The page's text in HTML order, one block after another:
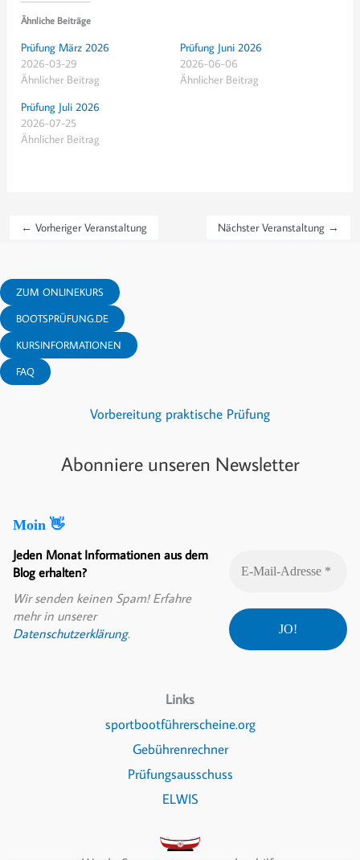
Ähnliche Beiträge
Prüfung März 2026
2026-03-29
Ähnlicher Beitrag
Prüfung Juni 2026
2026-06-06
Ähnlicher Beitrag
Prüfung Juli 2026
2026-07-25
Ähnlicher Beitrag
← Vorheriger Veranstaltung Nächster Veranstaltung →
ZUM ONLINEKURS
BOOTSPRÜFUNG.DE
KURSINFORMATIONEN
FAQ
Vorbereitung praktische Prüfung
Abonniere unseren Newsletter
Moin 👋
Jeden Monat Informationen aus dem
Blog erhalten?
Wir senden keinen Spam! Erfahre
mehr in unserer
Datenschutzerklärung.
Links
sportbootführerscheine.org
Gebührenrechner
Prüfungsausschuss
ELWIS